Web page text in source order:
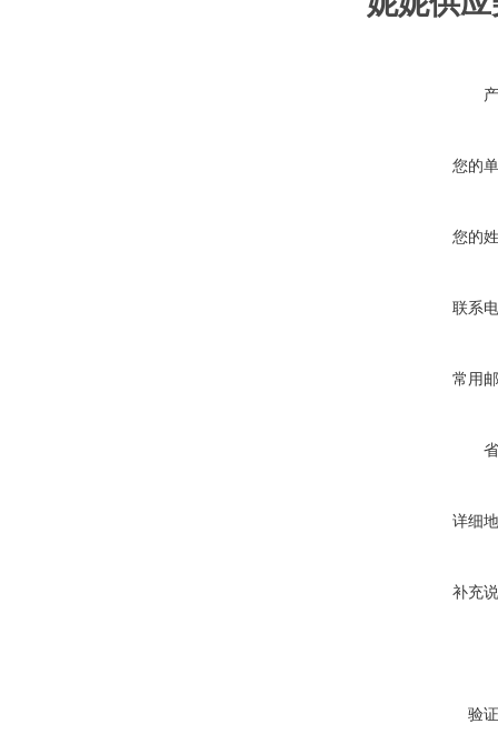
您的
您的
联系
常用
详细
补充
验